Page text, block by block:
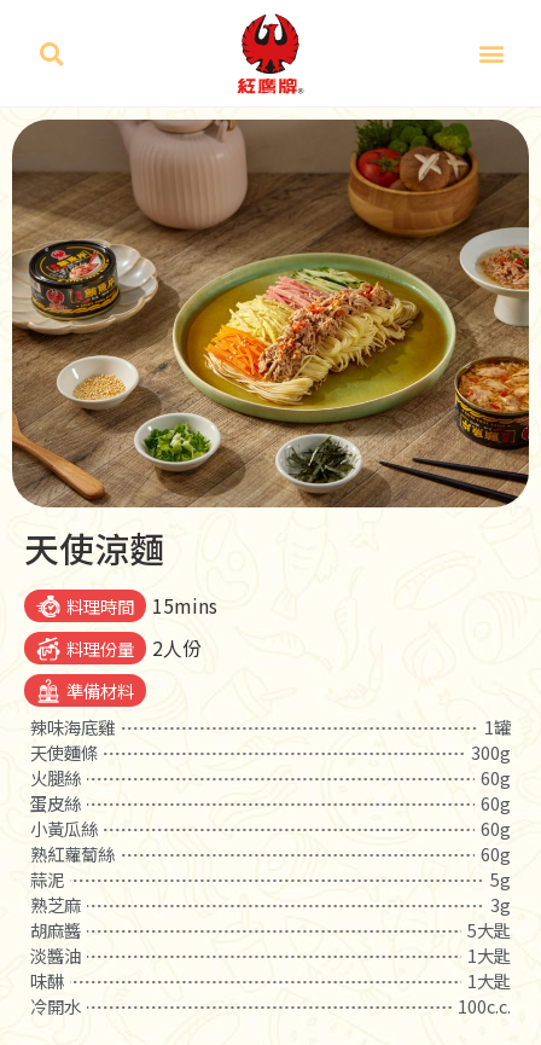
天使涼麵
料理時間 15mins
料理份量 2人份
準備材料
辣味海底雞
1罐
天使麵條
300g
火腿絲
60g
蛋皮絲
60g
小黃瓜絲
60g
熟紅蘿蔔絲
60g
蒜泥
5g
熟芝麻
3g
胡麻醬
5大匙
淡醬油
1大匙
味醂
1大匙
冷開水
100c.c.